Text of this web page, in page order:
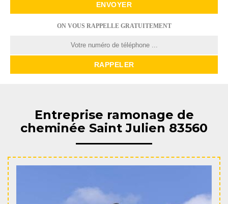
ON VOUS RAPPELLE GRATUITEMENT
Entreprise ramonage de
cheminée Saint Julien 83560